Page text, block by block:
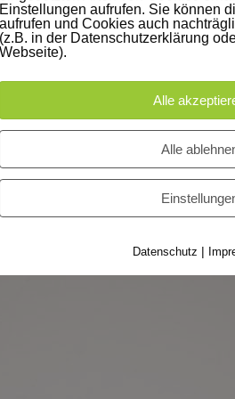
Susann Jehnichen Model: Maxi
Wessel
Maria Schneider
Einstellungen aufrufen. Sie können
aufrufen und Cookies auch
(z.B. in der Datenschutzerklärung
Webseite).
Alle
Alle
Datenschutz |